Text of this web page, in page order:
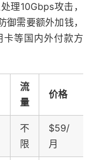
理10Gbps攻击，
需要额外加钱，
等国内外付款方
流
量
价格
不
限
$59/
月